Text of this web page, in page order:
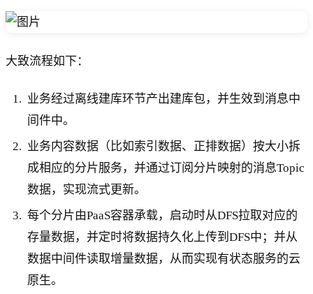
大致流程如下：
业务经过离线建库环节产出建库包，并生效到消息中
间件中。
业务内容数据（比如索引数据、正排数据）按大小拆
成相应的分片服务，并通过订阅分片映射的消息Topic
数据，实现流式更新。
每个分片由PaaS容器承载，启动时从DFS拉取对应的
存量数据，并定时将数据持久化上传到DFS中；并从
数据中间件读取增量数据，从而实现有状态服务的云
原生。